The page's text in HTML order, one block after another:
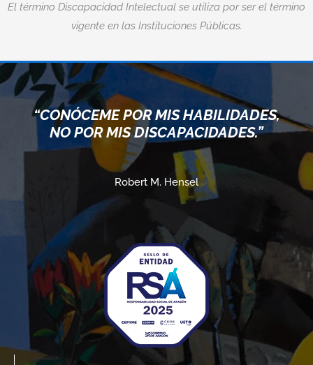
El término Discapacidad Intelectual se utiliza por ser el término
vigente en las Instituciones Públicas.
“CONÓCEME POR MIS HABILIDADES,
NO POR MIS DISCAPACIDADES.”
Robert M. Hensel